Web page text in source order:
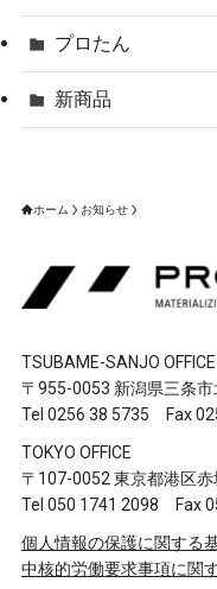
プロたん
新商品
ホーム お知らせ
TSUBAME-SANJO OFFICE
〒955-0053 新潟県三条
Tel 0256 38 5735 Fax
TOKYO OFFICE
〒107-0052 東京都港区
Tel 050 1741 2098 Fax
個人情報の保護に関する
中核的労働要求事項に関